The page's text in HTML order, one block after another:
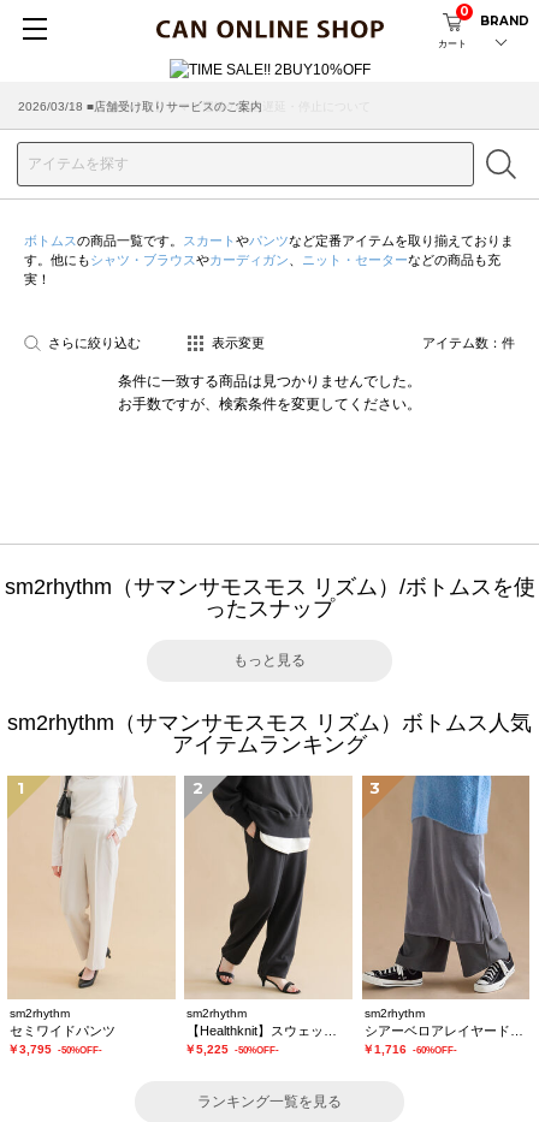
カート
0
BRAND
2026/07/29 ■【お知らせ】ヤマト運輸の配送遅延・停止について
2026/03/18 ■店舗受け取りサービスのご案内
ボトムスの商品一覧です。 スカート やパンツなど定番アイテムを取り揃えておりま
す。他にもシャツ・ブラウスやカーディガン ニット・セーターなどの商品も充
実！
さらに絞り込む 表示変更 アイテム数： 件
条件に一致する商品は見つかりませんでした。
お手数ですが、検索条件を変更してください。
sm2rhythm（サマンサモスモス リズム）/ボトムスを使
ったスナップ
もっと見る
sm2rhythm（サマンサモスモス リズム）ボトムス人気
アイテムランキング
1
sm2rhythm
セミワイドパンツ
￥3,795 -50%OFF-
2
sm2rhythm
￥5,225 -50%OFF-
3
sm2rhythm
￥1,716 -60%OFF-
ランキング一覧を見る